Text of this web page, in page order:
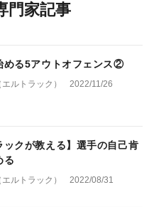
門家記事
める5アウトオフェンス②
ルトラック） 2022/11/26
ックが教える】選手の自己肯
る
ルトラック） 2022/08/31